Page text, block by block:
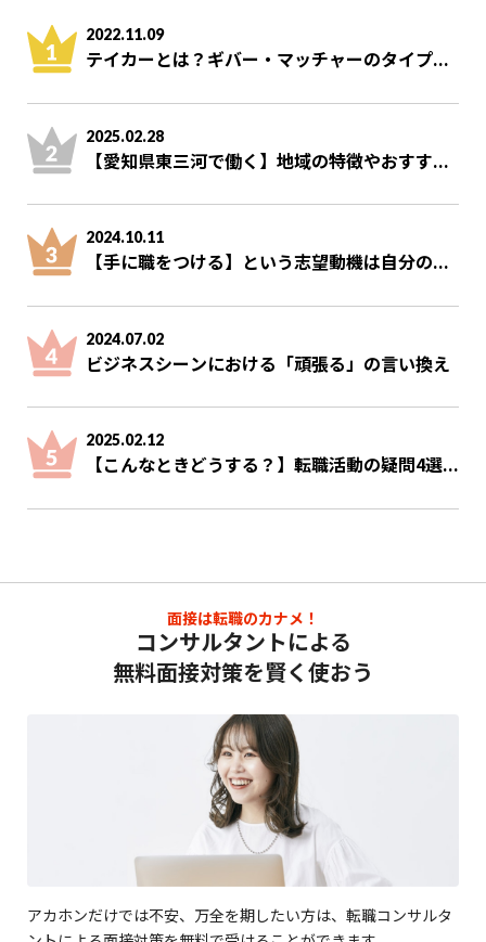
2022.11.09
テイカーとは？ギバー・マッチャーのタイプ...
2025.02.28
【愛知県東三河で働く】地域の特徴やおすす...
2024.10.11
【手に職をつける】という志望動機は自分の...
2024.07.02
ビジネスシーンにおける「頑張る」の言い換え
2025.02.12
【こんなときどうする？】転職活動の疑問4選...
面接は転職のカナメ！
コンサルタントによる
無料面接対策を賢く使おう
アカホンだけでは不安、万全を期したい方は、転職コンサルタ